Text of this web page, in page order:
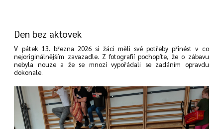
Den bez aktovek
V pátek 13. března 2026 si žáci měli své potřeby přinést v co
nejoriginálnějším zavazadle. Z fotografií pochopíte, že o zábavu
nebyla nouze a že se mnozí vypořádali se zadáním opravdu
dokonale.